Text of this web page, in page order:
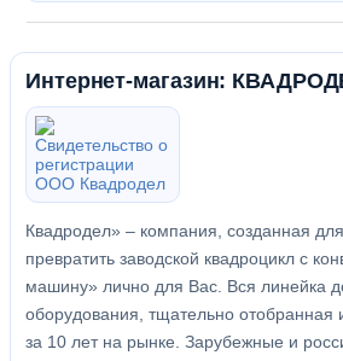
Интернет-магазин:
Квадродел» – компания, созданная
превратить заводской квадроцикл с
машину» лично для Вас. Вся линейка
оборудования, тщательно отобранная
за 10 лет на рынке. Зарубежные и